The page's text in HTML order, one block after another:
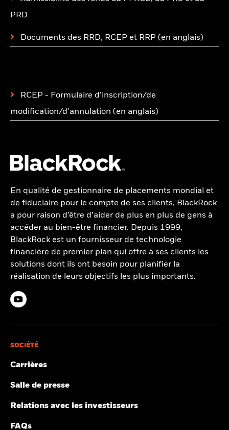
PRD
Documents des RRD, RCEP et RRP (en anglais)
RCEP - Formulaire d’inscription/de
modification/d’annulation (en anglais)
En qualité de gestionnaire de placements mondial et
de fiduciaire pour le compte de ses clients, BlackRock
a pour raison d’être d’aider de plus en plus de gens à
accéder au bien-être financier. Depuis 1999,
BlackRock est un fournisseur de technologie
financière de premier plan qui offre à ses clients les
solutions dont ils ont besoin pour planifier la
réalisation de leurs objectifs les plus importants.
SOCIÉTÉ
Carrières
Salle de presse
Relations avec les investisseurs
FAQs